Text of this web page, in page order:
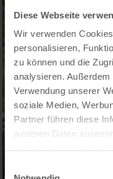
Diese Webseite
Wir verwenden
personalisieren,
zu können und die
analysieren.
Verwendung unserer
soziale Medien,
Partner führen diese
weiteren Daten